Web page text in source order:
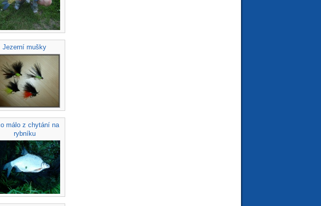
Jezerní mušky
málo z chytání na
rybníku